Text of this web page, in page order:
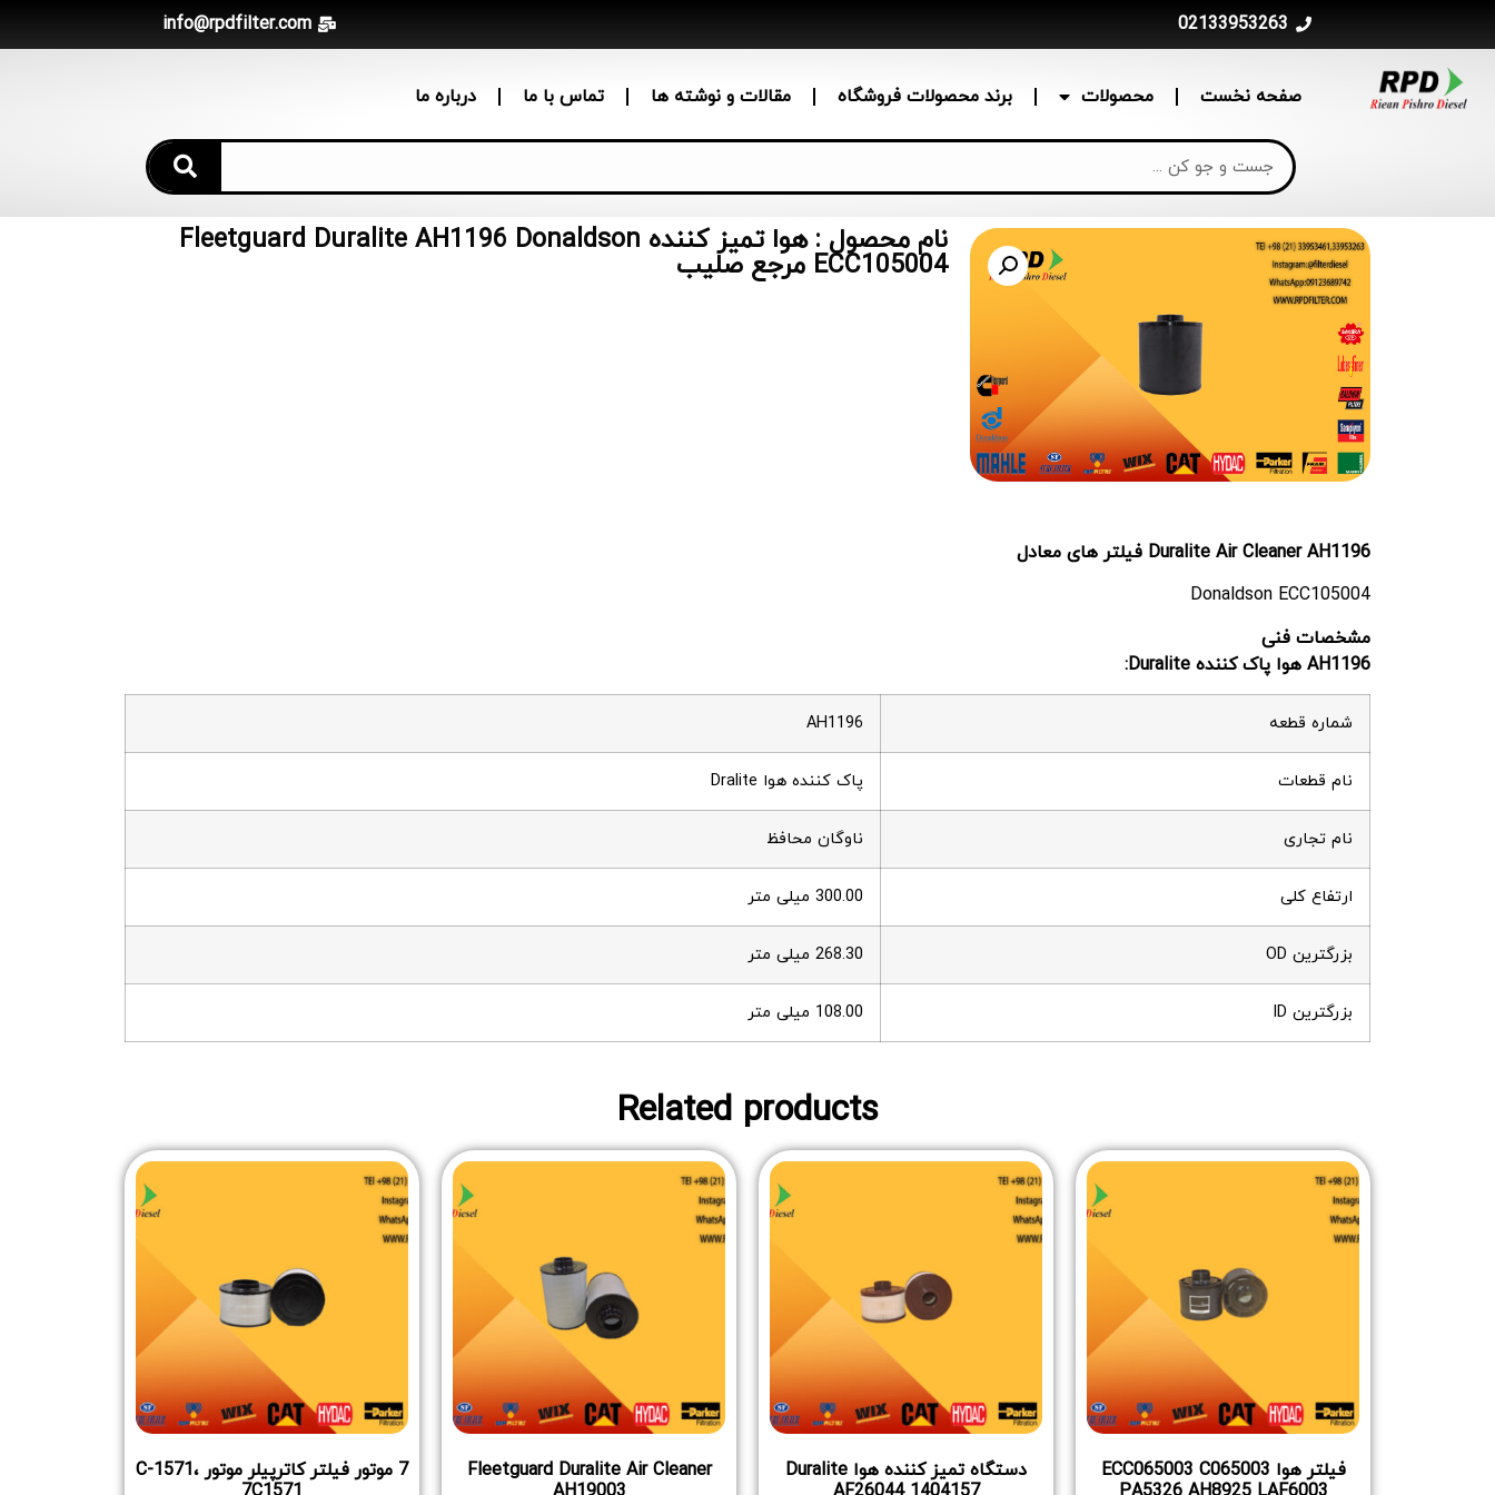
02133953263
info@rpdfilter.com
صفحه نخست محصولات برند محصولات فروشگاه مقالات و نوشته ها تماس با ما درباره ما
نام محصول : هوا تمیز کننده Fleetguard Duralite AH1196 Donaldson
ECC105004 مرجع صلیب
Duralite Air Cleaner AH1196 فیلتر های معادل
Donaldson ECC105004
مشخصات فنی
AH1196 هوا پاک کننده Duralite:
شماره قطعه AH1196
نام قطعات پاک کننده هوا Dralite
نام تجاری ناوگان محافظ
ارتفاع کلی 300.00 میلی متر
بزرگترین OD 268.30 میلی متر
بزرگترین ID 108.00 میلی متر
Related products
فیلتر هوا ECC065003 C065003
دستگاه تمیز کننده هوا Duralite
Fleetguard Duralite Air Cleaner
7 موتور فیلتر کاترپیلر موتور C-1571،